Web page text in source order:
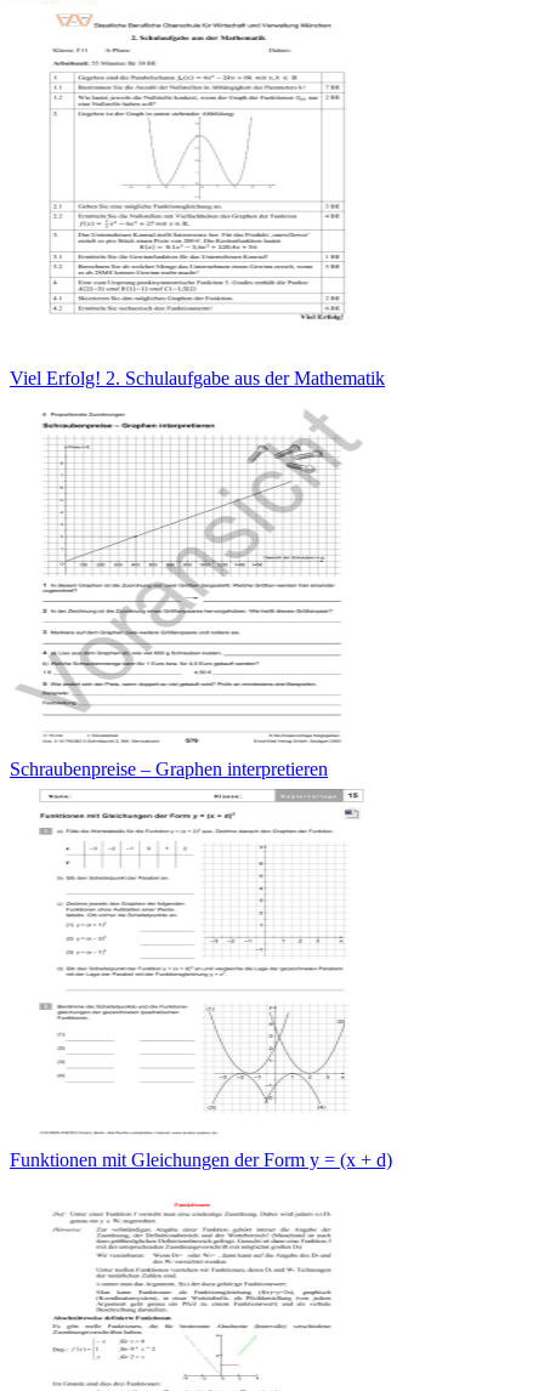
Viel Erfolg! 2. Schulaufgabe aus der Mathematik
Schraubenpreise – Graphen interpretieren
Funktionen mit Gleichungen der Form y = (x + d)